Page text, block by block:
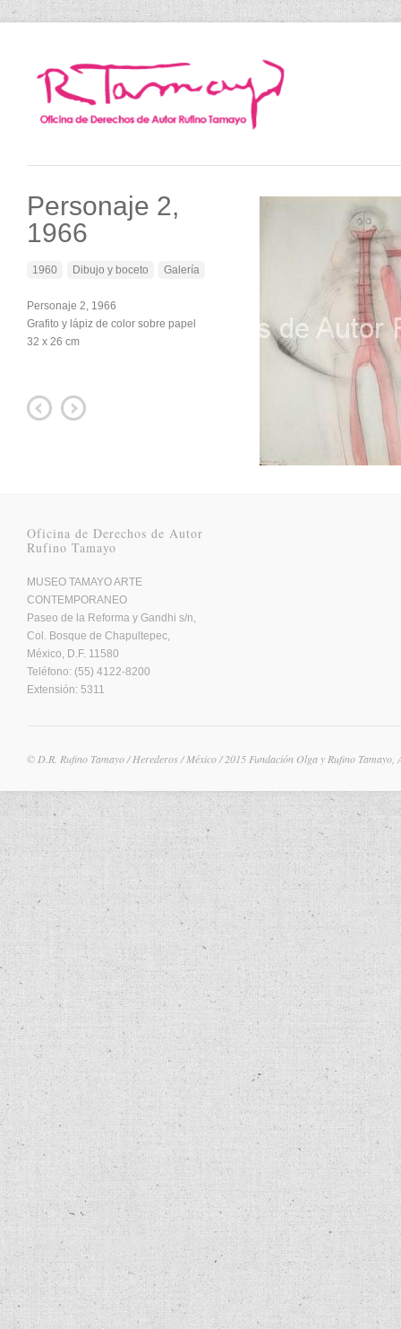
Personaje 2,
1966
1960 Dibujo y boceto Galería
Personaje 2, 1966
Grafito y lápiz de color sobre papel
32 x 26 cm
Oficina de Derechos de Autor
Rufino Tamayo
MUSEO TAMAYO ARTE
CONTEMPORANEO
Paseo de la Reforma y Gandhi s/n,
Col. Bosque de Chapultepec,
México, D.F. 11580
Teléfono: (55) 4122-8200
Extensión: 5311
© D.R. Rufino Tamayo / Herederos / México / 2015 Fundación Olga y Rufino Tamayo,